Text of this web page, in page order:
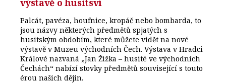
Palcát, pavéza, houfnice, kropáč nebo bombarda, to
jsou názvy některých předmětů spjatých s
husitským obdobím, které můžete vidět na nové
výstavě v Muzeu východních Čech. Výstava v Hradci
Králové nazvaná „Jan Žižka – husité ve východních
Čechách“ nabízí stovky předmětů související s touto
érou našich dějin.